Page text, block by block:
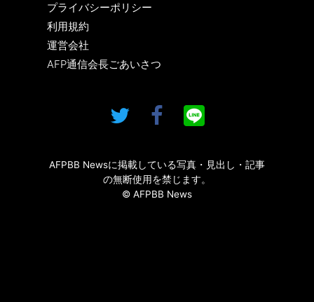
プライバシーポリシー
利用規約
運営会社
AFP通信会長ごあいさつ
AFPBB Newsに掲載している写真・見出し・記事
の無断使用を禁じます。
© AFPBB News